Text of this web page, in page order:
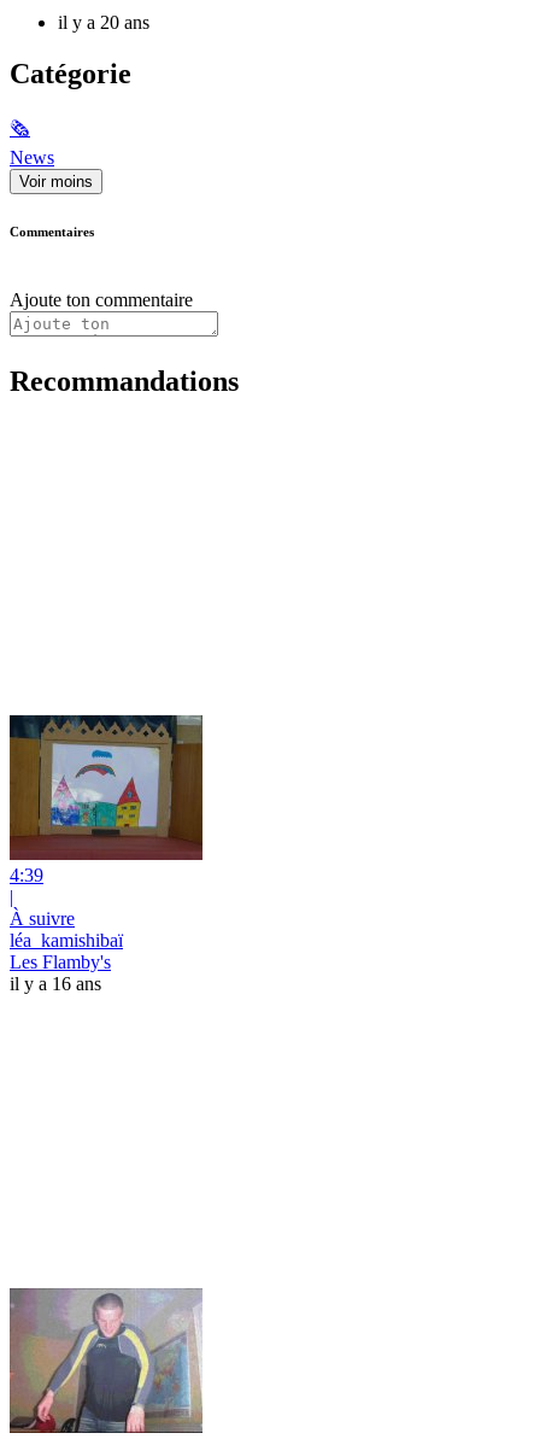
il y a 20 ans
Catégorie
🗞
News
Voir moins
Commentaires
Ajoute ton commentaire
Recommandations
4:39
|
À suivre
léa_kamishibaï
Les Flamby's
il y a 16 ans